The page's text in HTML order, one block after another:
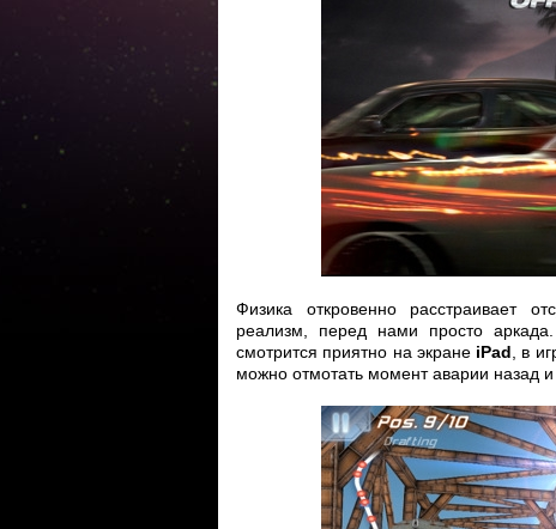
Физика откровенно расстраивает
реализм, перед нами просто
смотрится приятно на экране iPad , в
можно отмотать момент аварии назад